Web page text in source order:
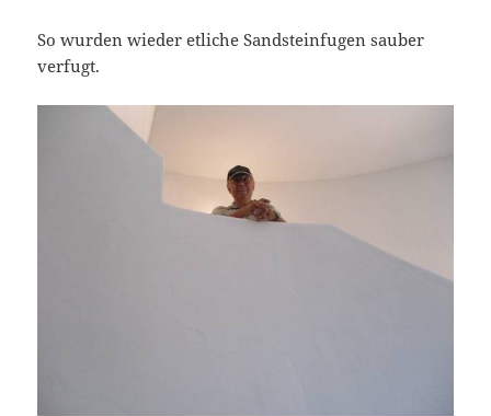
So wurden wieder etliche Sandsteinfugen sauber
verfugt.